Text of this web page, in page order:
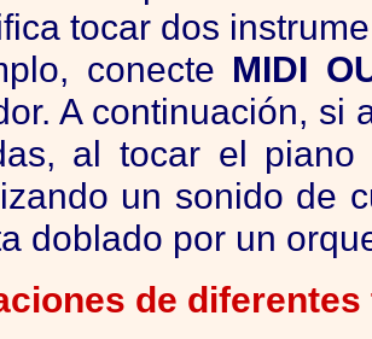
tocar dos
conecte MIDI
A continuación,
al tocar el piano
un sonido de
doblado por un
de